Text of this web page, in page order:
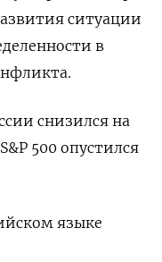
‌ситуации
в
​снизился на
​500 ⁠опустился
языке